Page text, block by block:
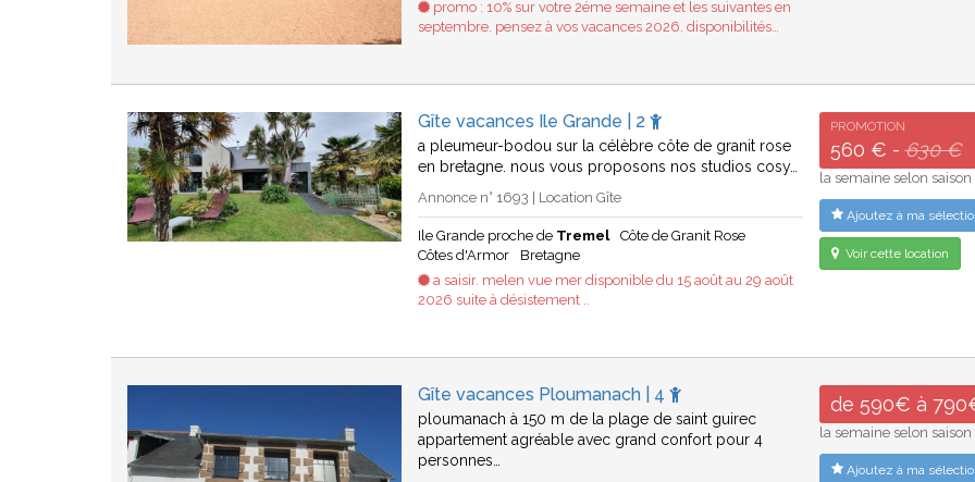
promo : 10% sur votre 2éme semaine et les suivantes en
septembre. pensez à vos vacances 2026. disponibilités…
Gîte vacances Ile Grande | 2
a pleumeur-bodou sur la célèbre côte de granit rose
en bretagne. nous vous proposons nos studios cosy…
Annonce n° 1693 | Location Gîte
Ile Grande proche de Tremel
Côte de Granit Rose
Côtes d'Armor
Bretagne
a saisir. melen vue mer disponible du 15 août au 29 août
2026 suite à désistement ..
PROMOTION
560 € -630 €
la semaine selon saison
Ajoutez à ma
Voir cette location
Gîte vacances Ploumanach | 4
ploumanach à 150 m de la plage de saint guirec
appartement agréable avec grand confort pour 4
personnes…
de 590€ à
la semaine selon saison
Ajoutez à ma